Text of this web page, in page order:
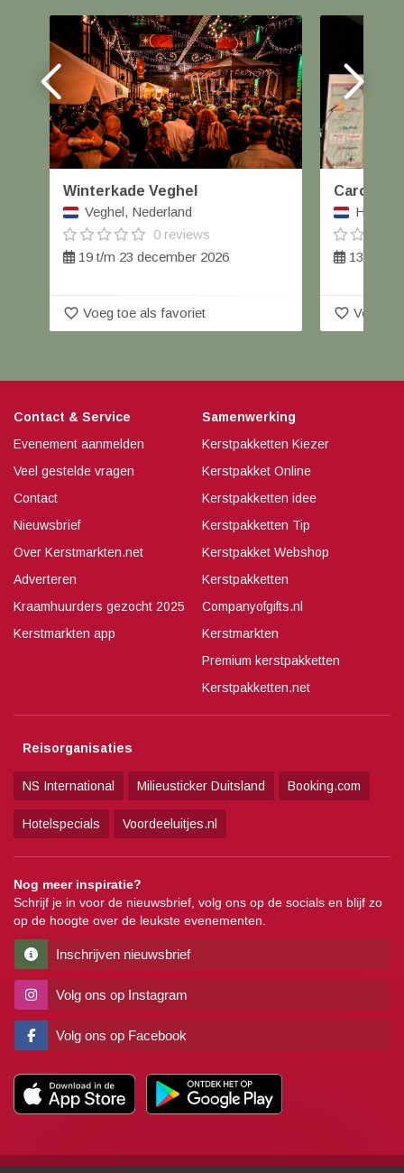
Winterkade Veghel
Veghel, Nederland
0 reviews
19 t/m 23 december 2026
favorite_border Voeg toe als favoriet
Carolus
13
favorite_border Voeg
Contact & Service
Evenement aanmelden
Veel gestelde vragen
Contact
Nieuwsbrief
Over Kerstmarkten.net
Adverteren
Kraamhuurders gezocht 2025
Kerstmarkten app
Samenwerking
Kerstpakketten Kiezer
Kerstpakket Online
Kerstpakketten idee
Kerstpakketten Tip
Kerstpakket Webshop
Kerstpakketten
Companyofgifts.nl
Kerstmarkten
Premium kerstpakketten
Kerstpakketten.net
Reisorganisaties
NS International Milieusticker Duitsland Booking.com
Hotelspecials Voordeeluitjes.nl
Nog meer inspiratie?
Schrijf je in voor de nieuwsbrief, volg ons op de socials en blijf zo
op de hoogte over de leukste evenementen.
Inschrijven nieuwsbrief
Volg ons op Instagram
Volg ons op Facebook